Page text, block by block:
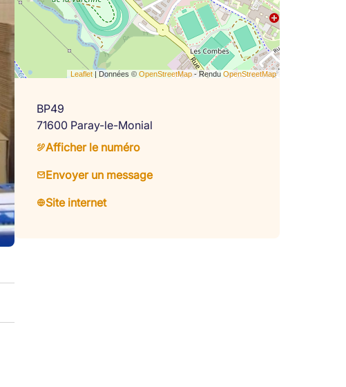
Leaflet | Données © OpenStreetMap - Rendu OpenStreetMap
BP49
71600 Paray-le-Monial
Afficher le numéro
Envoyer un message
Site internet